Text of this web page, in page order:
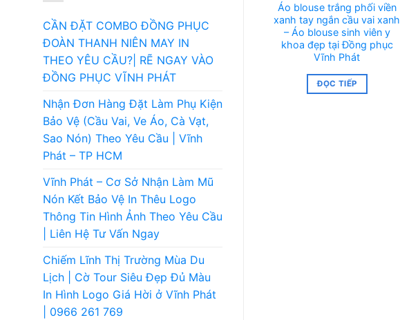
CẦN ĐẶT COMBO ĐỒNG PHỤC
ĐOÀN THANH NIÊN MAY IN
THEO YÊU CẦU?| RẼ NGAY VÀO
ĐỒNG PHỤC VĨNH PHÁT
Nhận Đơn Hàng Đặt Làm Phụ Kiện
Bảo Vệ (Cầu Vai, Ve Áo, Cà Vạt,
Sao Nón) Theo Yêu Cầu | Vĩnh
Phát – TP HCM
Vĩnh Phát – Cơ Sở Nhận Làm Mũ
Nón Kết Bảo Vệ In Thêu Logo
Thông Tin Hình Ảnh Theo Yêu Cầu
| Liên Hệ Tư Vấn Ngay
Chiếm Lĩnh Thị Trường Mùa Du
Lịch | Cờ Tour Siêu Đẹp Đủ Màu
In Hình Logo Giá Hời ở Vĩnh Phát
| 0966 261 769
Áo blouse trắng phối viền
xanh tay ngắn cầu vai xanh
– Áo blouse sinh viên y
khoa đẹp tại Đồng phục
Vĩnh Phát
ĐỌC TIẾP